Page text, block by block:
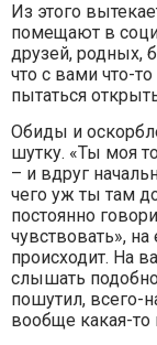
Из этого
помещают в
друзей, родных,
что с вами что-
пытаться
Обиды и
шутку. «Ты моя
– и вдруг
чего уж ты там
постоянно
чувствовать»,
происходит. На
слышать
пошутил, всего-
вообще какая-то